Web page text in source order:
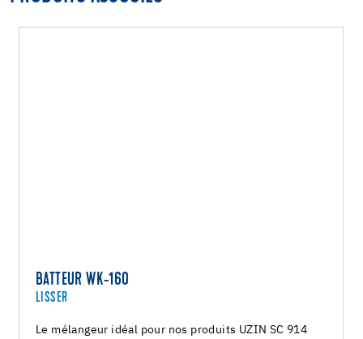
BATTEUR WK-160
LISSER
Le mélangeur idéal pour nos produits UZIN SC 914